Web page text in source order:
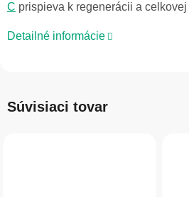
C prispieva k regenerácii a celkovej
Detailné informácie
Súvisiaci tovar